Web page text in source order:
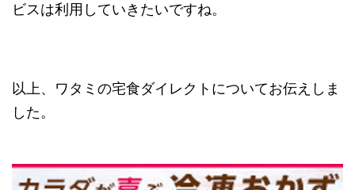
ビスは利用していきたいですね。
以上、ワタミの宅食ダイレクトについてお伝えしま
した。